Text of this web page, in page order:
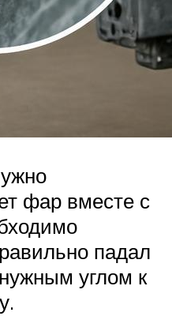
фар вместе с
падал
углом к